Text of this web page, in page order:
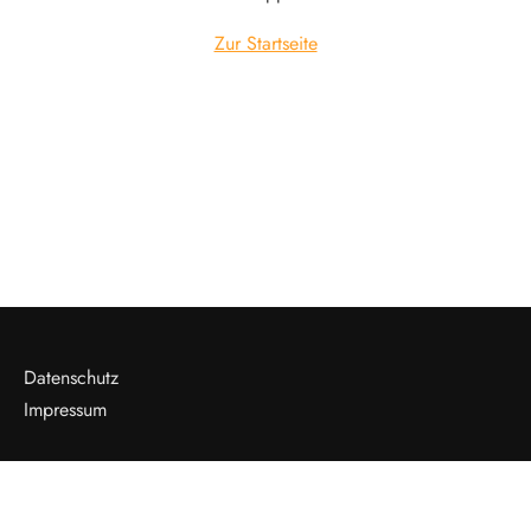
Zur Startseite
Datenschutz
Impressum